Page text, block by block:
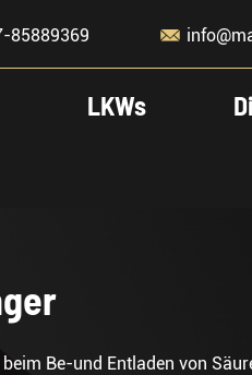
85889369 
LKWs
Be-und Entladen von